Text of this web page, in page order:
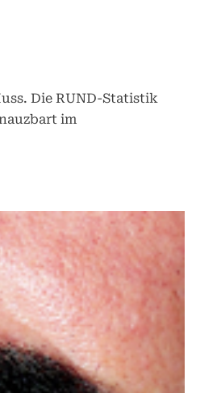
Die RUND-Statistik
im